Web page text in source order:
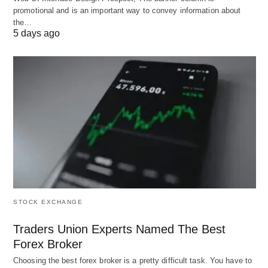
अधिकार संबंध स्थापित करना “संगठन”।
characteristics Hindi):
उपरोक्त परिभाषाओं के विश्लेषण से किसी संगठन की निम्नलिखित
विशेषताओं का पता चलता है;
यह व्यक्तियों का एक समूह है जो बड़ा या छोटा हो सकता है।
संगठन में समूह कार्यकारी नेतृत्व के तहत काम करता है।
यह एक मशीन याप्रबंधन का तंत्र
है।
इसके पास कुछ निर्देशन प्राधिकरण या शक्ति है जो समूह के
श्रम, शक्ति और जिम्मेदारियों का विभाजन जानबूझकर किया
promotional and is an important way to convey information about
the…
5 days ago
STOCK EXCHANGE
Traders Union Experts Named The Best
Forex Broker
Choosing the best forex broker is a pretty difficult task. You have to